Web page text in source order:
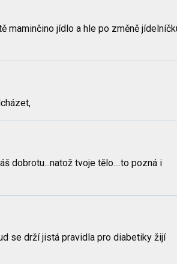
maminčino jídlo a hle po změně
dobrotu...natož tvoje tělo....to pozná i
se drží jistá pravidla pro diabetiky žijí